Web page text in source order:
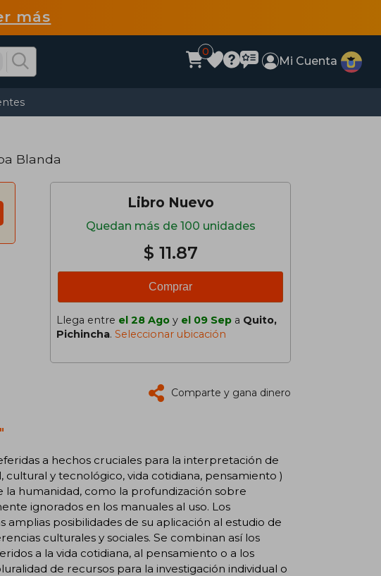
más
0
Mi Cuenta
Blanda
Libro Nuevo
Quedan más de 100 unidades
$ 11.87
Comprar
Llega entre el 28 Ago y el 09 Sep a Quito,
Pichincha. Seleccionar ubicación
Comparte y gana dinero
a hechos cruciales para la interpretación de
y tecnológico, vida cotidiana, pensamiento )
humanidad, como la profundización sobre
ignorados en los manuales al uso. Los
posibilidades de su aplicación al estudio de
culturales y sociales. Se combinan así los
a la vida cotidiana, al pensamiento o a los
de recursos para la investigación individual o